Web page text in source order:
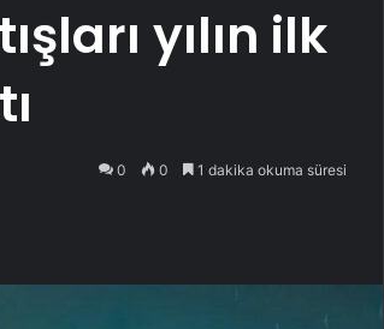
yılın ilk
0 0 1 dakika okuma süresi